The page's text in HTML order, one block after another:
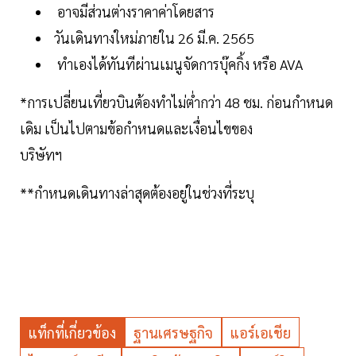
อาจมีส่วนต่างราคาค่าโดยสาร
วันเดินทางใหม่ภายใน 26 มี.ค. 2565
ทำเองได้ทันทีผ่านเมนูจัดการบุ๊คกิ้ง หรือ AVA
*การเปลี่ยนเที่ยวบินต้องทำไม่ต่ำกว่า 48 ชม. ก่อนกำหนด
เดิม เป็นไปตามข้อกำหนดและเงื่อนไขของ
บริษัทฯ
**กำหนดเดินทางล่าสุดต้องอยู่ในช่วงที่ระบุ
แท็กที่เกี่ยวข้อง ฐานเศรษฐกิจ
แอร์เอเชีย